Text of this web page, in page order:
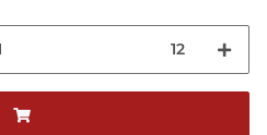
12